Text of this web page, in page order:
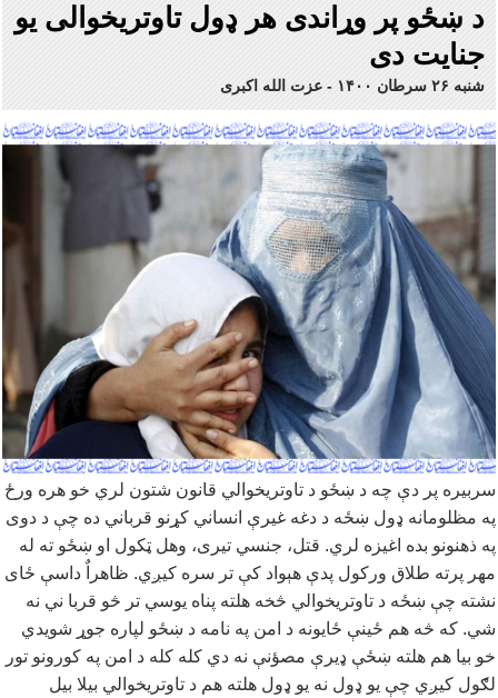
د ښځو پر وړاندی هر ډول تاوتریخوالی یو
جنایت دی
شنبه ۲۶ سرطان ۱۴۰۰ - عزت الله اکبری
سربیره پر دې چه د ښځو د تاوتریخوالي قانون شتون لري خو هره ورځ
په مظلومانه ډول ښځه د دغه غیرې انساني کړنو قرباني ده چې د دوی
په ذهنونو بده اغیزه لري. قتل، جنسي تیری، وهل ټکول او ښځو ته له
مهر پرته طلاق ورکول پدې هېواد کې تر سره کیږي. ظاهراٌ داسې ځای
نشته چې ښځه د تاوتریخوالي څخه هلته پناه یوسي تر څو قربا ني نه
شي. که څه هم ځینې ځایونه د امن په نامه د ښځو لپاره جوړ شويدي
خو بیا هم هلته ښځې ډیرې مصؤنې نه دي کله کله د امن په کورونو تور
لګول کیږي چې یو ډول نه یو ډول هلته هم د تاوتریخوالي بیلا بیل